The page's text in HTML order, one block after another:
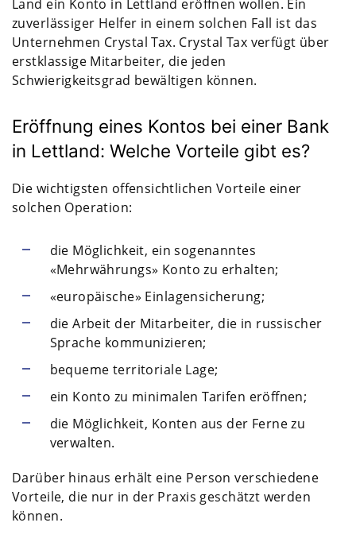
Land ein Konto in Lettland eröffnen wollen. Ein
zuverlässiger Helfer in einem solchen Fall ist das
Unternehmen Crystal Tax. Crystal Tax verfügt über
erstklassige Mitarbeiter, die jeden
Schwierigkeitsgrad bewältigen können.
Eröffnung eines Kontos bei einer Bank
in Lettland: Welche Vorteile gibt es?
Die wichtigsten offensichtlichen Vorteile einer
solchen Operation:
die Möglichkeit, ein sogenanntes
«Mehrwährungs» Konto zu erhalten;
«europäische» Einlagensicherung;
die Arbeit der Mitarbeiter, die in russischer
Sprache kommunizieren;
bequeme territoriale Lage;
ein Konto zu minimalen Tarifen eröffnen;
die Möglichkeit, Konten aus der Ferne zu
verwalten.
Darüber hinaus erhält eine Person verschiedene
Vorteile, die nur in der Praxis geschätzt werden
können.